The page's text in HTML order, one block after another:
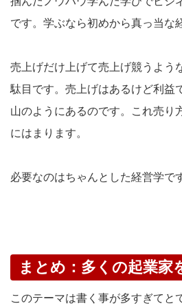
です。学ぶなら初めから真っ当な
売上げだけ上げて売上げ競うよう
駄目です。売上げはあるけど利益
山のようにあるのです。これ売り
にはまります。
必要なのはちゃんとした経営学で
まとめ：多くの起業家
このテーマは書く事が多すぎてと